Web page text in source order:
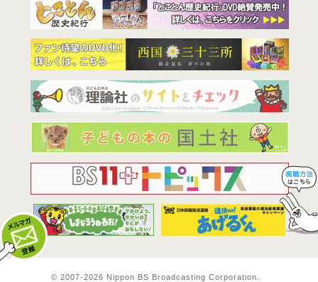
© 2007-2026 Nippon BS Broadcasting Corporation.